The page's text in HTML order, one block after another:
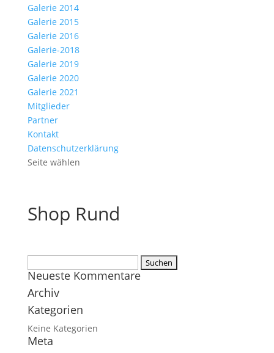
Galerie 2014
Galerie 2015
Galerie 2016
Galerie-2018
Galerie 2019
Galerie 2020
Galerie 2021
Mitglieder
Partner
Kontakt
Datenschutzerklärung
Seite wählen
Shop Rund
nach:
Neueste Kommentare
Archiv
Kategorien
Keine Kategorien
Meta